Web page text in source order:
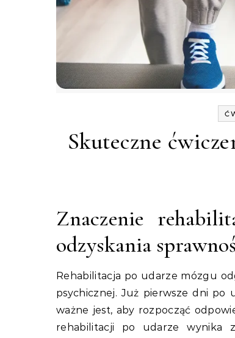
Skuteczne
Znaczenie
odzyskania
Rehabilitacja po udarze mózgu
psychicznej. Już pierwsze dni po
ważne jest, aby rozpocząć
rehabilitacji po udarze wynika